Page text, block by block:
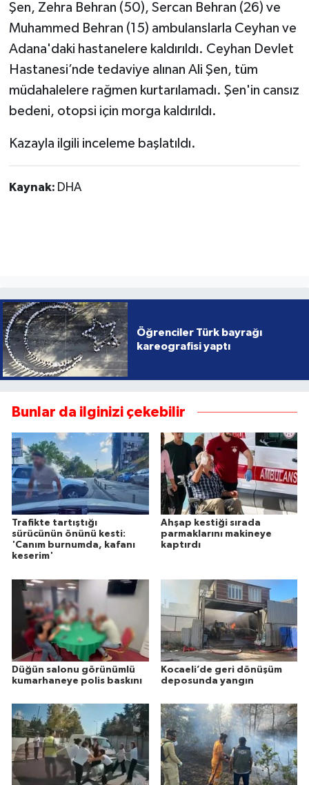
Şen, Zehra Behran (50), Sercan Behran (26) ve
Muhammed Behran (15) ambulanslarla Ceyhan ve
Adana'daki hastanelere kaldırıldı. Ceyhan Devlet
Hastanesi’nde tedaviye alınan Ali Şen, tüm
müdahalelere rağmen kurtarılamadı. Şen'in cansız
bedeni, otopsi için morga kaldırıldı.
Kazayla ilgili inceleme başlatıldı.
Kaynak: DHA
Öğrenciler Türk bayrağı
kareografisi yaptı
Bunlar da ilginizi çekebilir
Trafikte tartıştığı
sürücünün önünü kesti:
'Canım burnumda, kafanı
keserim'
Ahşap kestiği sırada
parmaklarını makineye
kaptırdı
Düğün salonu görünümlü
kumarhaneye polis baskını
Kocaeli’de geri dönüşüm
deposunda yangın